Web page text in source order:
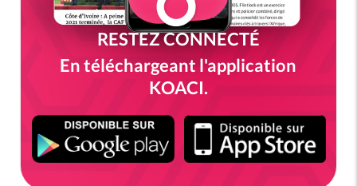
RESTEZ CONNECTÉ
En téléchargeant l'application
KOACI.